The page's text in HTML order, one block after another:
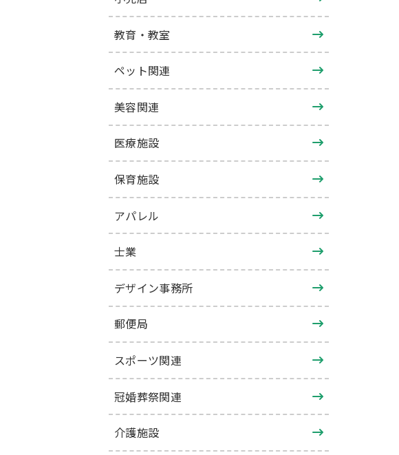
教育・教室
ペット関連
美容関連
医療施設
保育施設
アパレル
士業
デザイン事務所
郵便局
スポーツ関連
冠婚葬祭関連
介護施設